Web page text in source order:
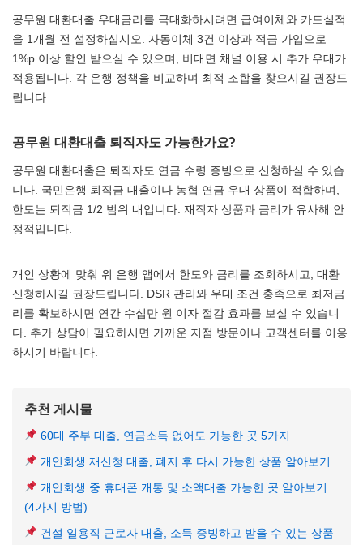
공무원 대환대출 우대금리를 극대화하시려면 급여이체와 카드실적
을 1개월 전 설정하십시오. 자동이체 3건 이상과 적금 가입으로
1%p 이상 할인 받으실 수 있으며, 비대면 채널 이용 시 추가 우대가
적용됩니다. 각 은행 정책을 비교하며 최적 조합을 찾으시길 권장드
립니다.
공무원 대환대출 퇴직자도 가능한가요?
공무원 대환대출은 퇴직자도 연금 수령 증빙으로 신청하실 수 있습
니다. 국민은행 퇴직금 대출이나 농협 연금 우대 상품이 적합하며,
한도는 퇴직금 1/2 범위 내입니다. 재직자 상품과 금리가 유사해 안
정적입니다.
개인 상황에 맞춰 위 은행 앱에서 한도와 금리를 조회하시고, 대환
신청하시길 권장드립니다. DSR 관리와 우대 조건 충족으로 최저금
리를 확보하시면 연간 수십만 원 이자 절감 효과를 보실 수 있습니
다. 추가 상담이 필요하시면 가까운 지점 방문이나 고객센터를 이용
하시기 바랍니다.
추천 게시물
60대 주부 대출, 연금소득 없어도 가능한 곳 5가지
개인회생 재신청 대출, 폐지 후 다시 가능한 상품 알아보기
개인회생 중 휴대폰 개통 및 소액대출 가능한 곳 알아보기
(4가지 방법)
건설 일용직 근로자 대출, 소득 증빙하고 받을 수 있는 상품